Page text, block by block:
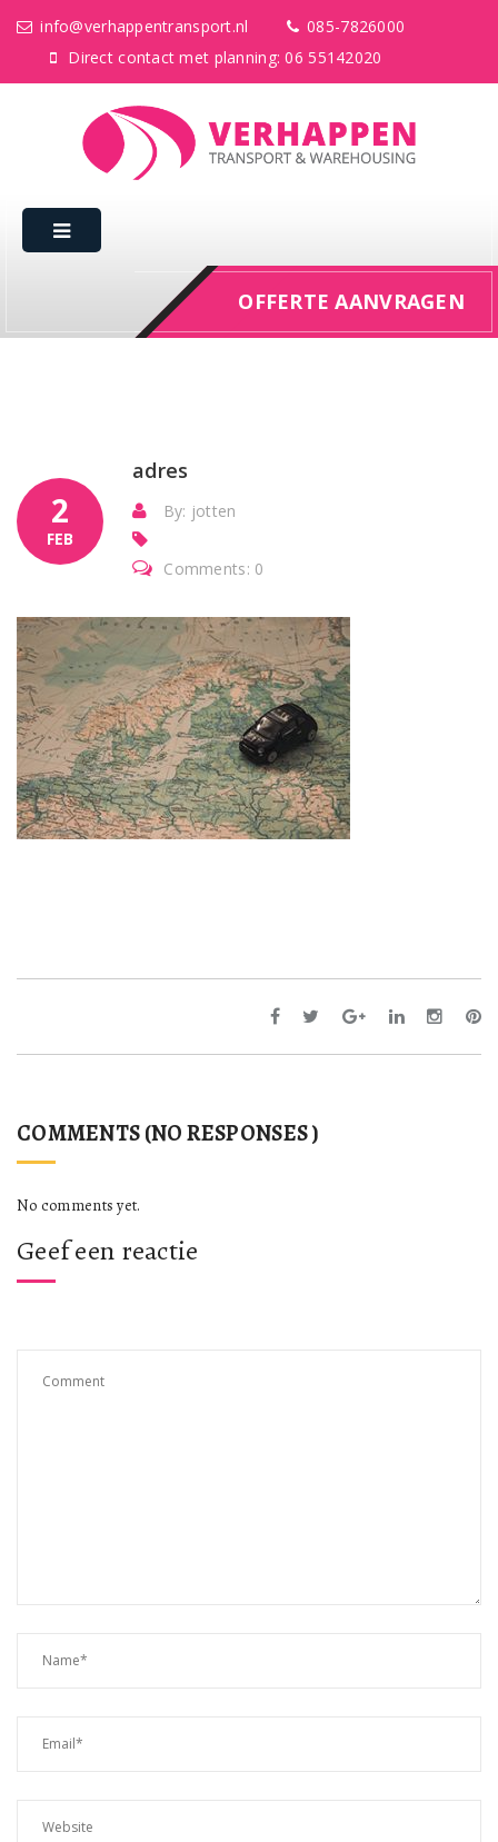
info@verhappentransport.nl
085-7826000
Direct contact met planning: 06 55142020
OFFERTE AANVRAGEN
2
FEB
adres
By: jotten
Comments: 0
COMMENTS (NO RESPONSES )
No comments yet.
Geef een reactie